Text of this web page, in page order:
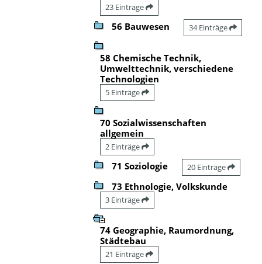
23 Einträge
56 Bauwesen 34 Einträge
58 Chemische Technik,
Umwelttechnik, verschiedene
Technologien
5 Einträge
70 Sozialwissenschaften
allgemein
2 Einträge
71 Soziologie 20 Einträge
73 Ethnologie, Volkskunde
3 Einträge
74 Geographie, Raumordnung,
Städtebau
21 Einträge